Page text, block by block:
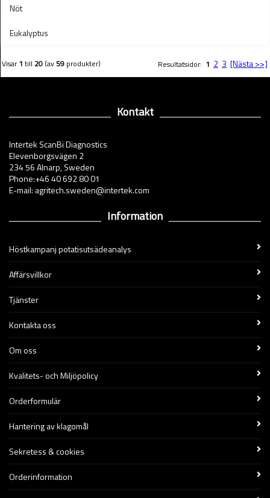
Nöt
Eukalyptus
Visar1 till 20 (av59 produkter) Resultatsidor: 1 2 3 [Nästa >>]
Kontakt
Intertek ScanBi Diagnostics
Elevenborgsvägen 2
234 56 Alnarp, Sweden
Phone:+46 40 692 80 01
E-mail: agritech.sweden@intertek.com
Information
Höstkampanj potatisutsädeanalys
Affärsvillkor
Tjänster
Kontakta oss
Om oss
Kvalitets- och Miljöpolicy
Orderformulär
Hantering av klagomål
Sekretess & cookies
Orderinformation